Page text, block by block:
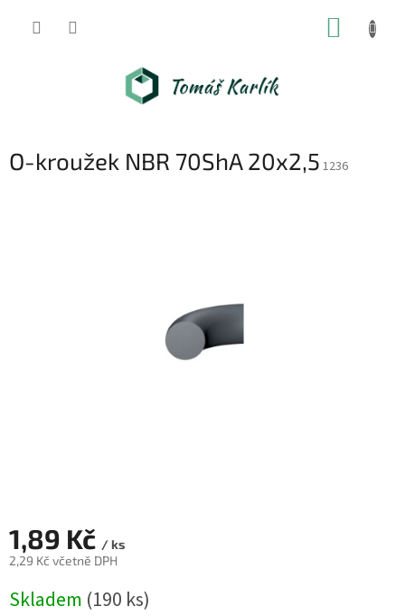
O-kroužek NBR 70ShA 20x2,5 1236
1,89 Kč / ks
2,29 Kč včetně DPH
cena:
Skladem (190 ks)